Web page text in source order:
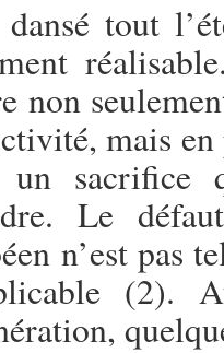
tout
non
mais en
un sacrifice
Le
n’est pas
(2).